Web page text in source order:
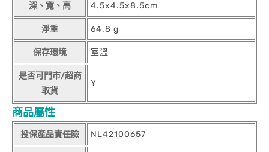
深、寬、高 4.5x4.5x8.5cm
淨重 64.8 g
保存環境 室溫
是否可門市/超商
取貨
Y
商品屬性
投保產品責任險 NL42100657